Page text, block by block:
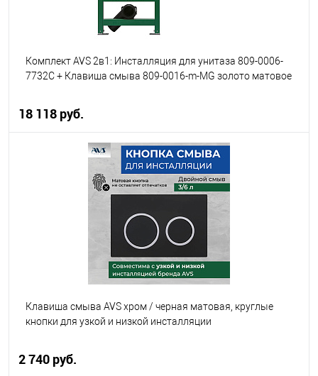
Комплект AVS 2в1: Инсталляция для унитаза 809-0006-
7732C + Клавиша смыва 809-0016-m-MG золото матовое
18 118 руб.
В корзину
В наличии
Клавиша смыва AVS хром / черная матовая, круглые
кнопки для узкой и низкой инсталляции
2 740 руб.